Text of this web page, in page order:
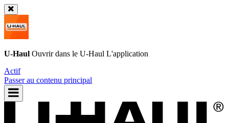
U-Haul Ouvrir dans le U-Haul L'application
Actif
Passer au contenu principal